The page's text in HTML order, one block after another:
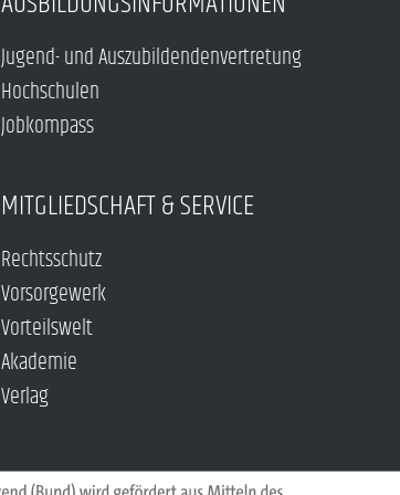
Jugend- und Auszubildendenvertretung
Hochschulen
Jobkompass
MITGLIEDSCHAFT & SERVICE
Rechtsschutz
Vorsorgewerk
Vorteilswelt
Akademie
Verlag